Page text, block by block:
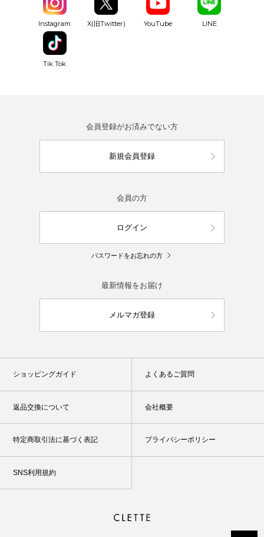
Instagram X(旧Twitter) YouTube LINE
Tik Tok
会員登録がお済みでない方
新規会員登録
会員の方
ログイン
パスワードをお忘れの方
最新情報をお届け
メルマガ登録
ショッピングガイド よくあるご質問
返品交換について 会社概要
特定商取引法に基づく表記 プライバシーポリシー
SNS利用規約